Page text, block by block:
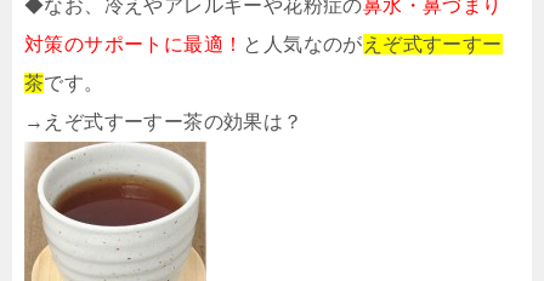
◆なお、冷えやアレルギーや花粉症の鼻水・鼻づまり
対策のサポートに最適！ と人気なのが えぞ式すーすー
茶です。
→えぞ式すーすー茶の効果は？